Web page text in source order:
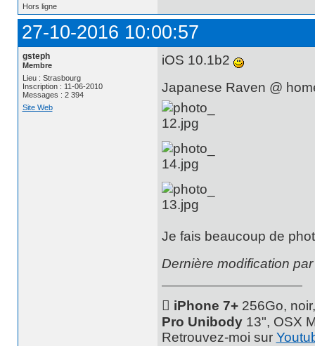
Hors ligne
27-10-2016 10:00:57
gsteph
Membre
Lieu : Strasbourg
Inscription : 11-06-2010
Messages : 2 394
Site Web
iOS 10.1b2
Japanese Raven @
Je fais beaucoup de
Dernière modification
 iPhone 7+256Go,
Pro Unibody13", OSX
Retrouvez-moi sur